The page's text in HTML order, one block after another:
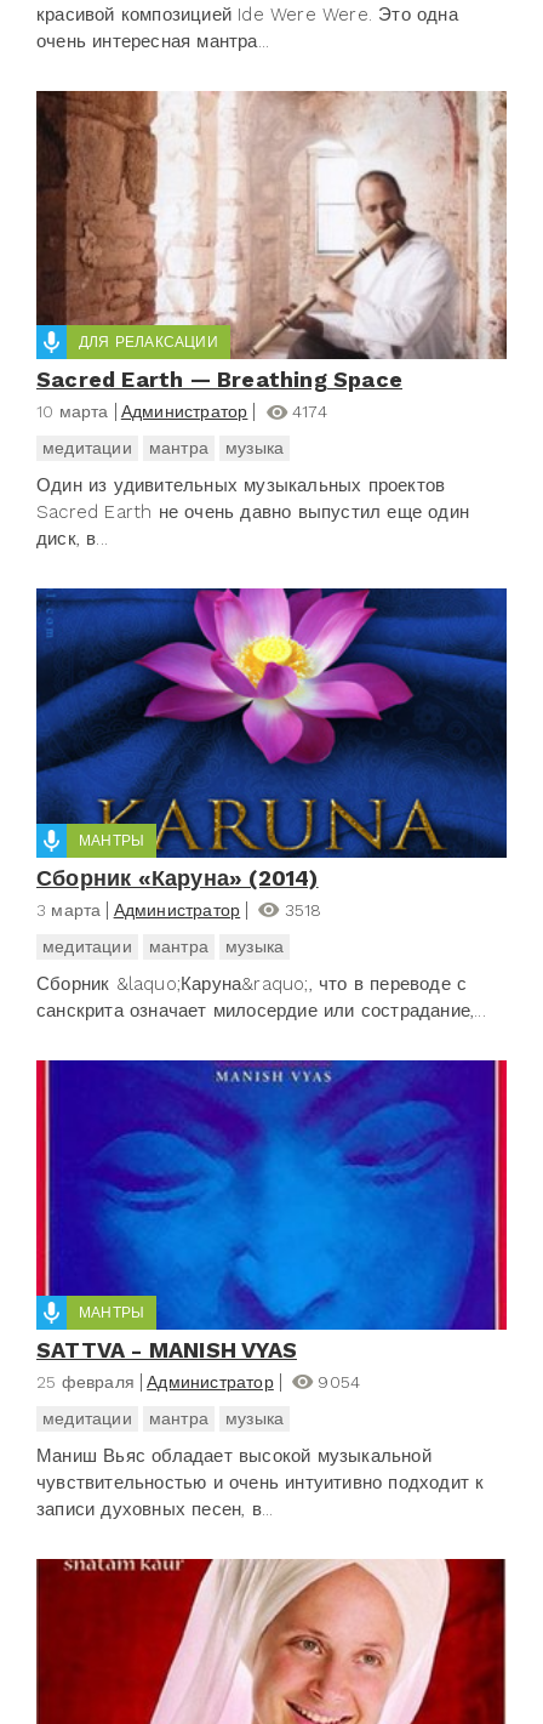
красивой композицией Ide Were Were. Это одна
очень интересная мантра...
ДЛЯ РЕЛАКСАЦИИ
Sacred Earth — Breathing Space
10 марта Администратор
4174
медитации
мантра музыка
Один из удивительных музыкальных проектов
Sacred Earth не очень давно выпустил еще один
диск, в...
МАНТРЫ
Сборник «Каруна» (2014)
3 марта Администратор
3518
медитации
мантра музыка
Сборник &laquo;Каруна&raquo;, что в переводе с
санскрита означает милосердие или сострадание,...
МАНТРЫ
SATTVA - MANISH VYAS
25 февраля Администратор
9054
медитации
мантра музыка
Маниш Вьяс обладает высокой музыкальной
чувствительностью и очень интуитивно подходит к
записи духовных песен, в...